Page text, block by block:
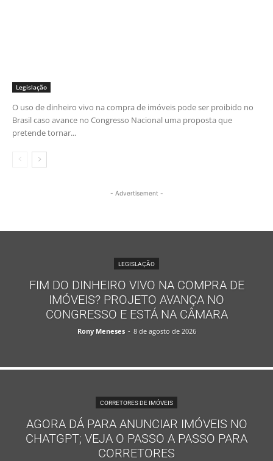
Legislação
O uso de dinheiro vivo na compra de imóveis pode ser proibido no
Brasil caso avance no Congresso Nacional uma proposta que
pretende tornar...
- Advertisement -
LEGISLAÇÃO
FIM DO DINHEIRO VIVO NA COMPRA DE
IMÓVEIS? PROJETO AVANÇA NO
CONGRESSO E ESTÁ NA CÂMARA
Rony Meneses - 8 de agosto de 2026
CORRETORES DE IMÓVEIS
AGORA DÁ PARA ANUNCIAR IMÓVEIS NO
CHATGPT; VEJA O PASSO A PASSO PARA
CORRETORES